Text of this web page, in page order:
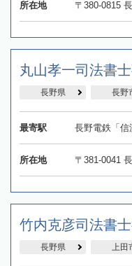
所在地 〒380-0815
丸山孝一司法書
長野県 長野
最寄駅 長野電鉄「信
所在地 〒381-0041
竹内克彦司法書
長野県 上田